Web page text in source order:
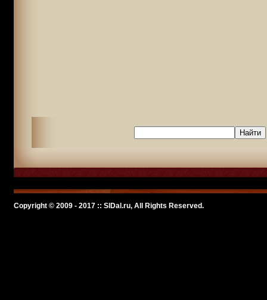
Copyright © 2009 - 2017 :: SlDal.ru, All Rights Reserved.